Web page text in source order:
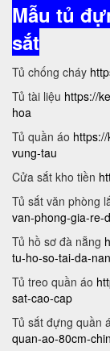
Mẫu tủ
sắt
Tủ chống cháy
Tủ tài liệu https://
hoa
Tủ quần áo
vung-tau
Cửa sắt kho tiền
Tủ sắt văn phòng
van-phong-gia-re-
Tủ hồ sơ đà nẵng
tu-ho-so-tai-da-
Tủ treo quần áo
sat-cao-cap
Tủ sắt đựng quần
quan-ao-80cm-